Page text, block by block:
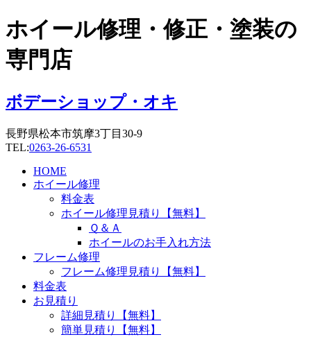
コ
ン
テ
ン
に
ス
ッ
プ
ホイール修理・修正・塗装の
専門店
ボデーショップ・オキ
長野県松本市筑摩3丁目30-9
TEL:0263-26-6531
HOME
ホイール修理
料金表
ホイール修理見積り【無料】
Ｑ＆Ａ
ホイールのお手入れ方法
フレーム修理
フレーム修理見積り【無料】
料金表
お見積り
詳細見積り【無料】
簡単見積り【無料】